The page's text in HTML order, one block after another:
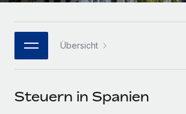
MCP
Integrationen
Tools
PARTNER WERDEN
Flexible Einbettung von Global-HR-
Partner werden
Bibliothek für Stellenbeschreibungen
Webinare
Events
한국어 Übersicht
Steuern in Spanien